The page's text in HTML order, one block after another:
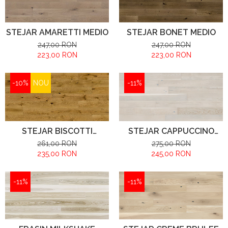
STEJAR AMARETTI MEDIO
247,00 RON
223,00 RON
STEJAR BONET MEDIO
247,00 RON
223,00 RON
-10% NOU
STEJAR BISCOTTI
GRANDE
261,00 RON
235,00 RON
-11%
STEJAR CAPPUCCINO
GRANDE
275,00 RON
245,00 RON
-11% -11%